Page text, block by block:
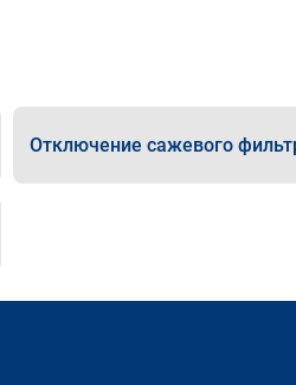
Отключение сажевого